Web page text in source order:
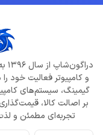
و کامپیوتر فعالیت خود
گیمینگ، سیستم‌های
بر اصالت کالا،
تجربه‌ای مطمئن و